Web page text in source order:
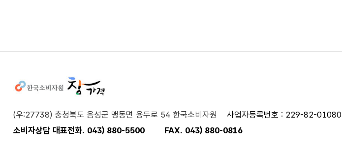
(우:27738) 충청북도 음성군 맹동면 용두로 54 한국소비자원
사업자등록번호 : 229-82-01080
소비자상담 대표전화. 043) 880-5500
FAX. 043) 880-0816